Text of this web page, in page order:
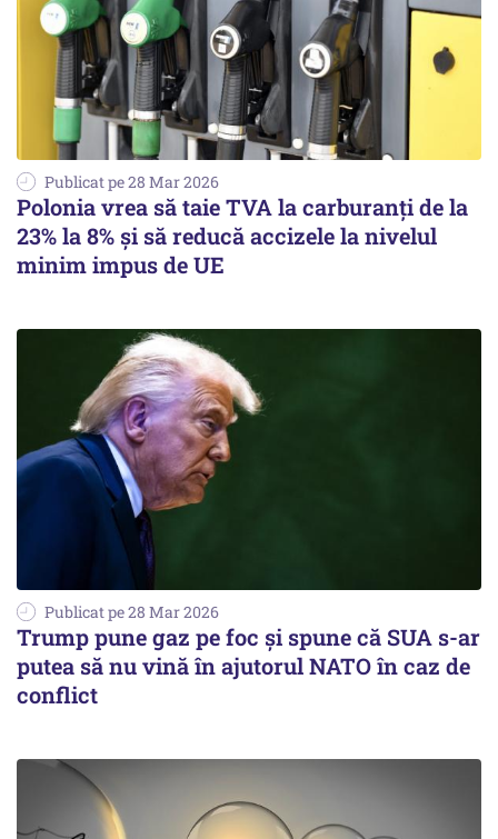
Publicat pe 28 Mar 2026
Polonia vrea să taie TVA la carburanți de la
23% la 8% și să reducă accizele la nivelul
minim impus de UE
Publicat pe 28 Mar 2026
Trump pune gaz pe foc și spune că SUA s-ar
putea să nu vină în ajutorul NATO în caz de
conflict